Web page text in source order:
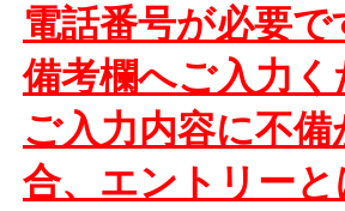
電話番号が必要で
備考欄へご入力く
ご入力内容に不
合、 エントリーと